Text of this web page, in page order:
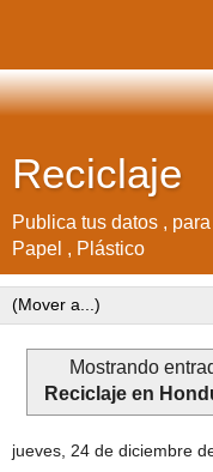
Reciclaje
Publica tus datos ,
Papel , Plástico
Mostrando
Reciclaje en
jueves, 24 de diciembre